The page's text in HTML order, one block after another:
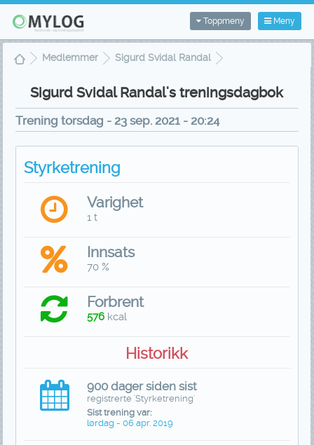
Meny
Toppmeny
Medlemmer
Sigurd Svidal Randal
Sigurd Svidal Randal's treningsdagbok
Trening torsdag - 23 sep. 2021 - 20:24
Styrketrening
Varighet
1 t
Innsats
70 %
Forbrent
576 kcal
Historikk
900 dager siden sist
registrerte 'Styrketrening'
Sist trening var:
lørdag - 06 apr. 2019